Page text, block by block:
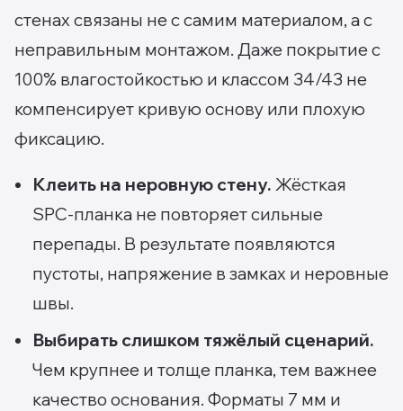
стенах связаны не с самим материалом, а с
неправильным монтажом. Даже покрытие с
100% влагостойкостью и классом 34/43 не
компенсирует кривую основу или плохую
фиксацию.
Клеить на неровную стену. Жёсткая
SPC-планка не повторяет сильные
перепады. В результате появляются
пустоты, напряжение в замках и неровные
швы.
Выбирать слишком тяжёлый сценарий.
Чем крупнее и толще планка, тем важнее
качество основания. Форматы 7 мм и